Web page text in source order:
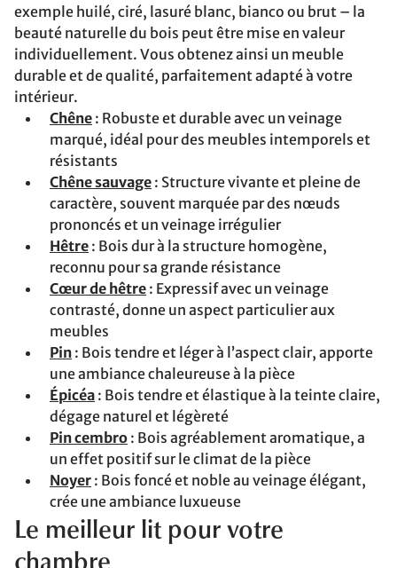
exemple huilé, ciré, lasuré blanc, bianco ou brut – la
beauté naturelle du bois peut être mise en valeur
individuellement. Vous obtenez ainsi un meuble
durable et de qualité, parfaitement adapté à votre
intérieur.
Chêne : Robuste et durable avec un veinage
marqué, idéal pour des meubles intemporels et
résistants
Chêne sauvage : Structure vivante et pleine de
caractère, souvent marquée par des nœuds
prononcés et un veinage irrégulier
Hêtre : Bois dur à la structure homogène,
reconnu pour sa grande résistance
Cœur de hêtre : Expressif avec un veinage
contrasté, donne un aspect particulier aux
meubles
Pin : Bois tendre et léger à l’aspect clair, apporte
une ambiance chaleureuse à la pièce
Épicéa : Bois tendre et élastique à la teinte claire,
dégage naturel et légèreté
Pin cembro : Bois agréablement aromatique, a
un effet positif sur le climat de la pièce
Noyer : Bois foncé et noble au veinage élégant,
crée une ambiance luxueuse
Le meilleur lit pour votre